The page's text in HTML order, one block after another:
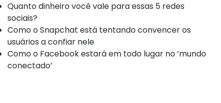
Quanto dinheiro você vale para essas 5 redes
sociais?
Como o Snapchat está tentando convencer os
usuários a confiar nele
Como o Facebook estará em todo lugar no ‘mundo
conectado’